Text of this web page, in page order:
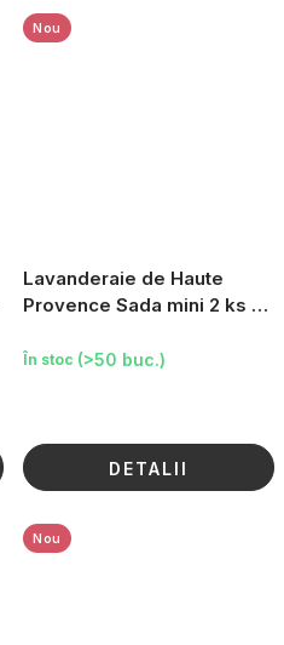
Lavanderaie de Haute
Provence Sada mini 2 ks -
(cikáda)
Nou
În stoc (>50 buc.)
DETALII
Nou